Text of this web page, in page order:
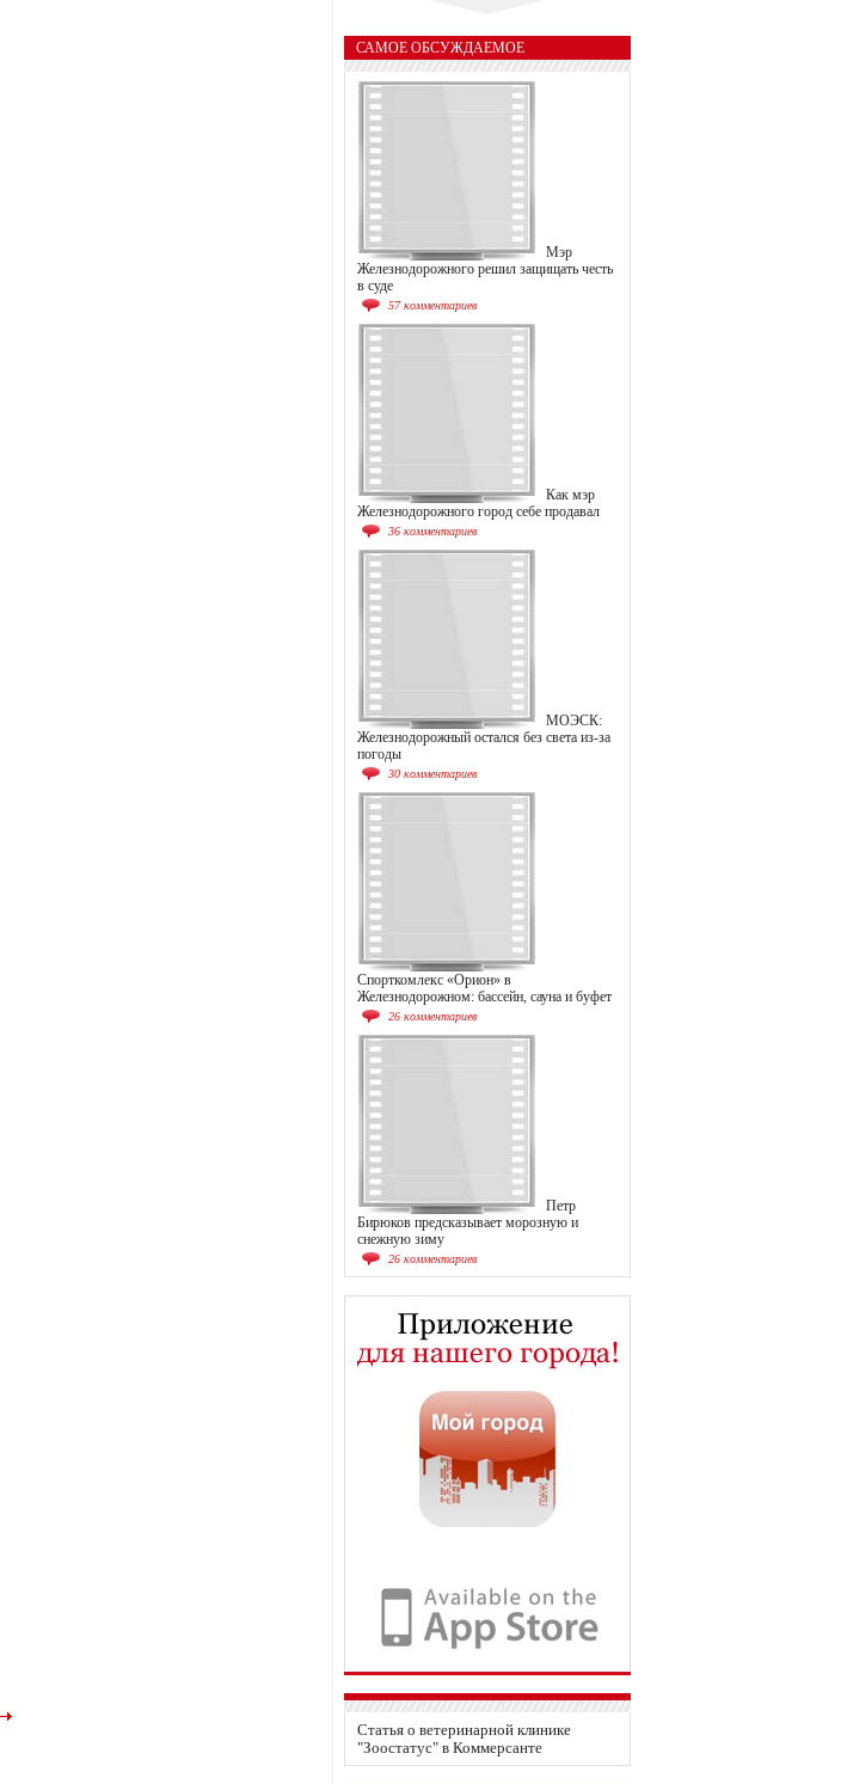
САМОЕ ОБСУЖДАЕМОЕ
Мэр
Железнодорожного решил защищать честь
в суде
57 комментариев
Как мэр
Железнодорожного город себе продавал
36 комментариев
МОЭСК:
Железнодорожный остался без света из-за
погоды
30 комментариев
Спорткомлекс «Орион» в
Железнодорожном: бассейн, сауна и буфет
26 комментариев
Петр
Бирюков предсказывает морозную и
снежную зиму
26 комментариев
Статья о ветеринарной клинике
"Зоостатус"в Коммерсанте